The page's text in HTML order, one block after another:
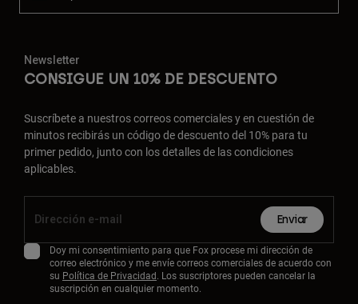
Newsletter
CONSIGUE UN 10% DE DESCUENTO
Suscríbete a nuestros correos comerciales y en cuestión de
minutos recibirás un código de descuento del 10% para tu
primer pedido, junto con los detalles de las condiciones
aplicables.
Enviar
Doy mi consentimiento para que Fox procese mi dirección de
correo electrónico y me envíe correos comerciales de acuerdo con
su Política de Privacidad. Los suscriptores pueden cancelar la
suscripción en cualquier momento.